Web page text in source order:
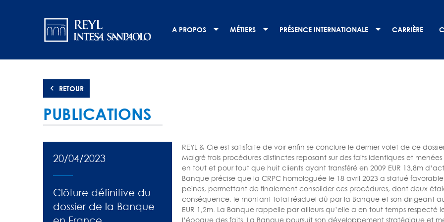
principale
A PROPOS MÉTIERS PRÉSENCE INTERNATIONALE CARRIÈRE
RETOUR
PUBLICATIONS
20/04/2023
Clôture définitive du
dossier de la Banque
REYL & Cie est satisfaite de voir enfin se conclure le dernier volet de ce
Malgré trois procédures distinctes reposant sur des faits identiques et
en tout et pour tout que huit clients ayant transféré en 2009 EUR 13,8m
Banque précise que la CRPC homologuée le 18 avril 2023 a statué
peines, permettant de finalement consolider ces procédures, dont deux
conséquence, le montant total résiduel dû par la Banque et son dirigeant
EUR 1,2m. La Banque rappelle par ailleurs qu’elle a en tout temps respecté
l’époque des faits. La Banque poursuit son développement stratégique et